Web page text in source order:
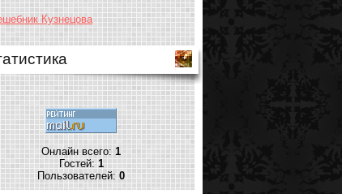
Кузнецова
Онлайн всего:1
Гостей:1
Пользователей:0